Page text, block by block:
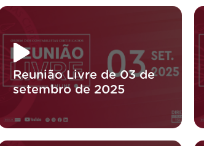
Reunião Livre de 03 de
setembro de 2025